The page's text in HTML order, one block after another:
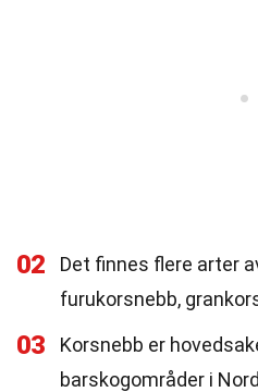
02
Det finnes flere arter
furukorsnebb,
03
Korsnebb er
barskogområder i